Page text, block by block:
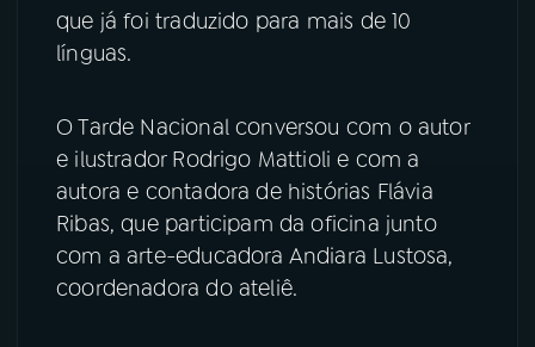
que já foi traduzido para mais de 10
línguas.
O Tarde Nacional conversou com o autor
e ilustrador Rodrigo Mattioli e com a
autora e contadora de histórias Flávia
Ribas, que participam da oficina junto
com a arte-educadora Andiara Lustosa,
coordenadora do ateliê.